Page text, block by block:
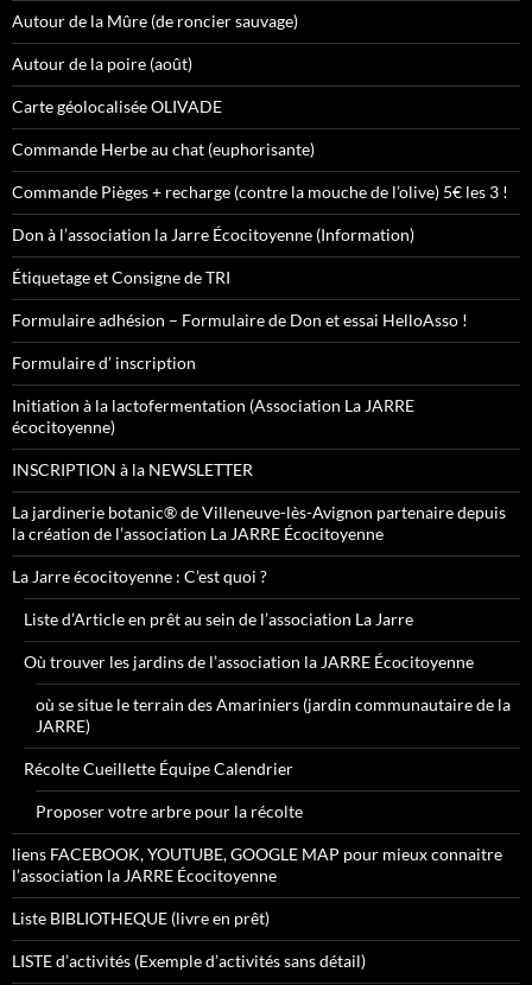
Autour de la Mûre (de roncier sauvage)
Autour de la poire (août)
Carte géolocalisée OLIVADE
Commande Herbe au chat (euphorisante)
Commande Pièges + recharge (contre la mouche de l’olive) 5€ les 3 !
Don à l’association la Jarre Écocitoyenne (Information)
Étiquetage et Consigne de TRI
Formulaire adhésion – Formulaire de Don et essai HelloAsso !
Formulaire d’ inscription
Initiation à la lactofermentation (Association La JARRE
écocitoyenne)
INSCRIPTION à la NEWSLETTER
La jardinerie botanic® de Villeneuve-lès-Avignon partenaire depuis
la création de l’association La JARRE Écocitoyenne
La Jarre écocitoyenne : C’est quoi ?
Liste d’Article en prêt au sein de l’association La Jarre
Où trouver les jardins de l’association la JARRE Écocitoyenne
où se situe le terrain des Amariniers (jardin communautaire de la
JARRE)
Récolte Cueillette Équipe Calendrier
Proposer votre arbre pour la récolte
liens FACEBOOK, YOUTUBE, GOOGLE MAP pour mieux connaitre
l’association la JARRE Écocitoyenne
Liste BIBLIOTHEQUE (livre en prêt)
LISTE d’activités (Exemple d’activités sans détail)